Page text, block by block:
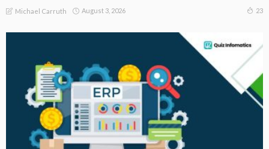
Michael Carruth August 3, 2026 23